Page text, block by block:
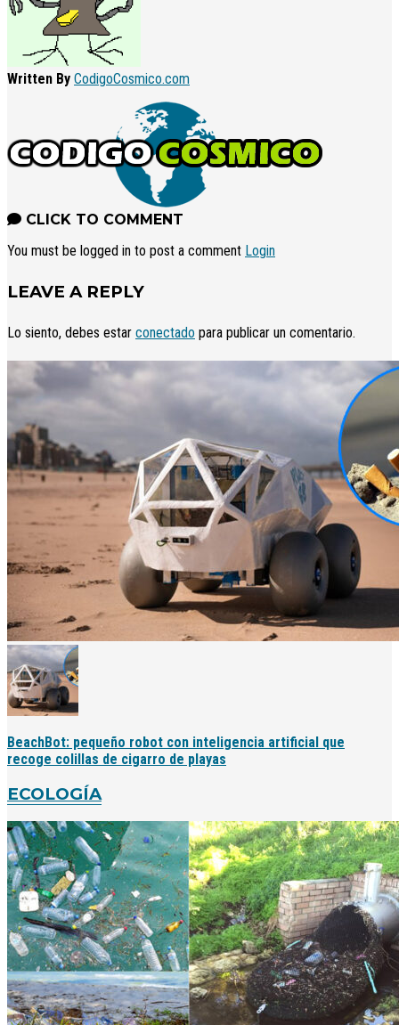
Written By CodigoCosmico.com
CLICK TO COMMENT
You must be logged in to post a comment Login
LEAVE A REPLY
Lo siento, debes estar conectado para publicar un comentario.
BeachBot: pequeño robot con inteligencia artificial que
recoge colillas de cigarro de playas
ECOLOGÍA